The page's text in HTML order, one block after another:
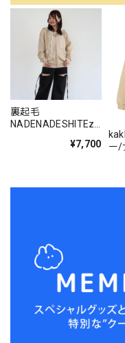
裏起毛
NADENADESHITEzi
¥7,700
ー/